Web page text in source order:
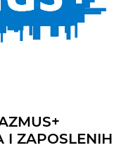
I ZAPOSLENIH